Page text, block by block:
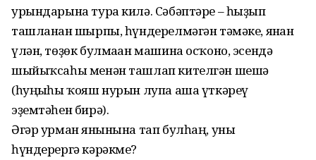
урындарына тура килә. Сәбәптәре – һыҙып
ташланған шырпы, һүндерелмәгән тәмәке, янған
үлән, төҙөк булмаған машина осҡоно, эсендә
шыйыҡсаһы менән ташлап кителгән шешә
(һуңғыһы ҡояш нурын лупа аша үткәреү
эҙемтәһен бирә).
Әгәр урман янғынына тап булһаң, уны
һүндерергә кәрәкме?